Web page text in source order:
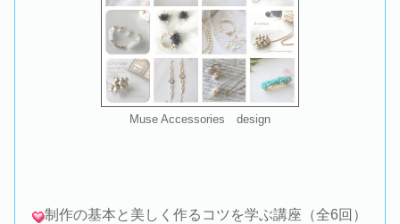
Muse Accessories design
制作の基本と美しく作るコツを学ぶ講座（全6回）